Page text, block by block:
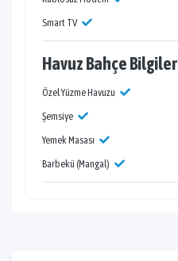
Smart TV
Havuz Bahçe
Özel Yüzme Havuzu
Şemsiye
Yemek Masası
Barbekü (Mangal)